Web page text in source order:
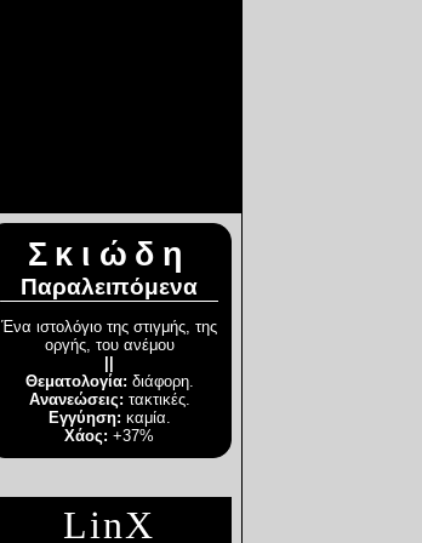
Σκιώδη
Παραλειπόμενα
Ένα ιστολόγιο της στιγμής, της
οργής, του ανέμου
Θεματολογία: διάφορη.
Ανανεώσεις: τακτικές.
Εγγύηση: καμία.
Χάος: +37%
LinX